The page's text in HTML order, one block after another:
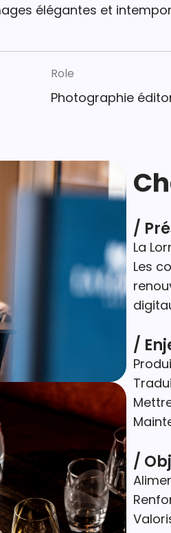
élégantes et
Role
Photographie
/
La
Les
/
/